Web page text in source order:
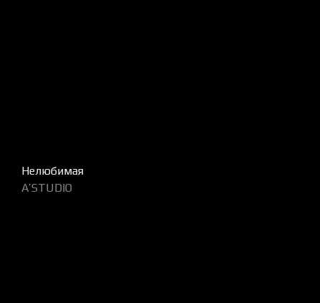
Нелюбимая
A’STUDIO